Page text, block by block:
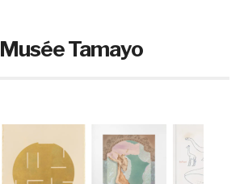
Musée Tamayo